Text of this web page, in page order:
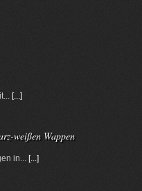
[...]
weißen Wappen
in... [...]